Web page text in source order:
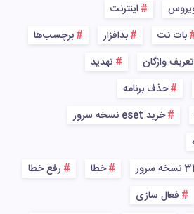
اینترنت
بات نت بدافزار
برچسب‌ها
تعریف واژگان
تهدید
حذف برنامه
خرید eset نسخه سرور
خطا
رفع خطا
فعال سازی